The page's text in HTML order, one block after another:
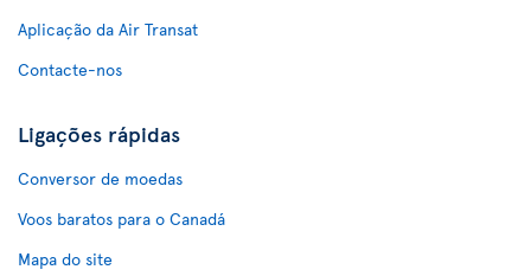
Aplicação da Air Transat
Contacte-nos
Ligações rápidas
Conversor de moedas
Voos baratos para o Canadá
Mapa do site